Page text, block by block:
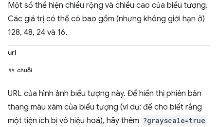
Một số thể hiện chiều rộng và chiều cao của biểu tượng.
Các giá trị có thể có bao gồm (nhưng không giới hạn ở)
128, 48, 24 và 16.
url
chuỗi
URL của hình ảnh biểu tượng này. Để hiển thị phiên bản
thang màu xám của biểu tượng (ví dụ: để cho biết rằng
một tiện ích bị vô hiệu hoá), hãy thêm ?grayscale=true